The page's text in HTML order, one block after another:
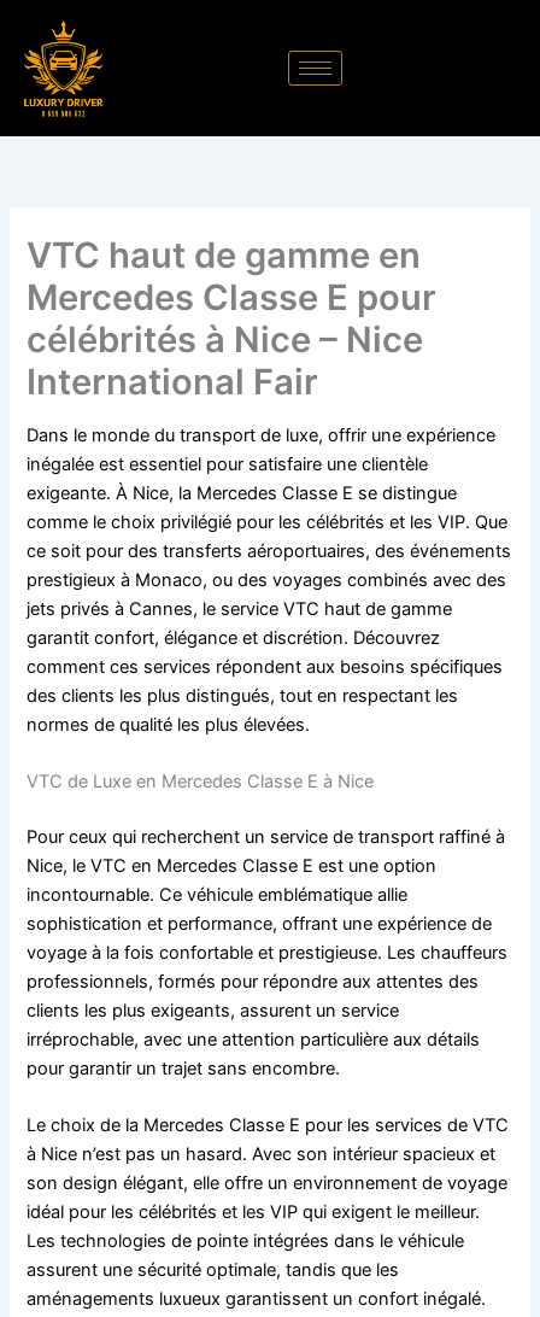
contenu
VTC haut de gamme en
Mercedes Classe E pour
célébrités à Nice – Nice
International Fair
Dans le monde du transport de luxe, offrir une expérience
inégalée est essentiel pour satisfaire une clientèle
exigeante. À Nice, la Mercedes Classe E se distingue
comme le choix privilégié pour les célébrités et les VIP. Que
ce soit pour des transferts aéroportuaires, des événements
prestigieux à Monaco, ou des voyages combinés avec des
jets privés à Cannes, le service VTC haut de gamme
garantit confort, élégance et discrétion. Découvrez
comment ces services répondent aux besoins spécifiques
des clients les plus distingués, tout en respectant les
normes de qualité les plus élevées.
VTC de Luxe en Mercedes Classe E à Nice
Pour ceux qui recherchent un service de transport raffiné à
Nice, le VTC en Mercedes Classe E est une option
incontournable. Ce véhicule emblématique allie
sophistication et performance, offrant une expérience de
voyage à la fois confortable et prestigieuse. Les chauffeurs
professionnels, formés pour répondre aux attentes des
clients les plus exigeants, assurent un service
irréprochable, avec une attention particulière aux détails
pour garantir un trajet sans encombre.
Le choix de la Mercedes Classe E pour les services de VTC
à Nice n’est pas un hasard. Avec son intérieur spacieux et
son design élégant, elle offre un environnement de voyage
idéal pour les célébrités et les VIP qui exigent le meilleur.
Les technologies de pointe intégrées dans le véhicule
assurent une sécurité optimale, tandis que les
aménagements luxueux garantissent un confort inégalé.